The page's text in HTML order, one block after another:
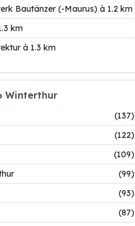
Bautänzer (-Maurus) à 1.2 km
km
à 1.3 km
Winterthur
(137)
(122)
(109)
(99)
(93)
(87)